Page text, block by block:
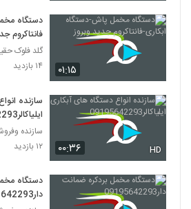
۰۱:۱۵
دستگاه
فانتاکروم
گلد فلوک حقیقی
۱۴ بازدید
۰۰:۳۶ HD
سازنده
ایلیاکالر09195642293
۱۲ بازدید
دستگاه
دار09195642293